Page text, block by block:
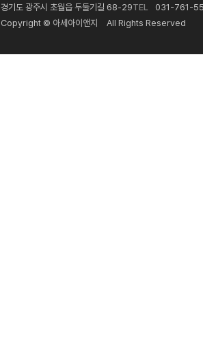
경기도 광주시 초월읍 두둘기길 68-29TEL
031-761-
Copyright © 아세아이앤지 All Rights Reserved